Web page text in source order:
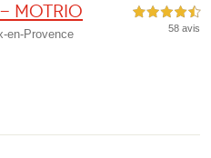
en-Provence
4,5 étoiles sur 5
58 avis